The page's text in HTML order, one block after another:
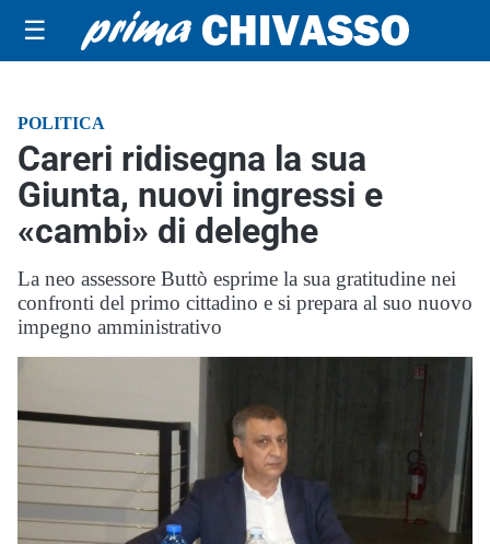
☰
POLITICA
Careri ridisegna la sua
Giunta, nuovi ingressi e
«cambi» di deleghe
La neo assessore Buttò esprime la sua gratitudine nei
confronti del primo cittadino e si prepara al suo nuovo
impegno amministrativo